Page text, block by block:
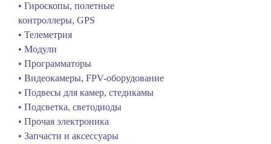
• Гироскопы, полетные
контроллеры, GPS
• Телеметрия
• Модули
• Программаторы
• Видеокамеры, FPV-оборудование
• Подвесы для камер, стедикамы
• Подсветка, светодиоды
• Прочая электроника
• Запчасти и аксессуары